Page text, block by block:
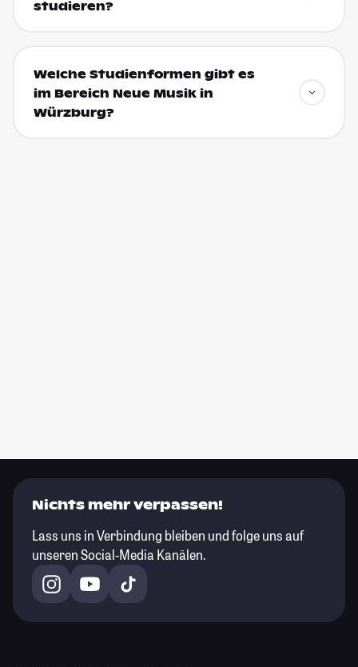
studieren?
Welche Studienformen gibt es
im Bereich Neue Musik in
Würzburg?
Nichts mehr verpassen!
Lass uns in Verbindung bleiben und folge uns auf
unseren Social-Media Kanälen.